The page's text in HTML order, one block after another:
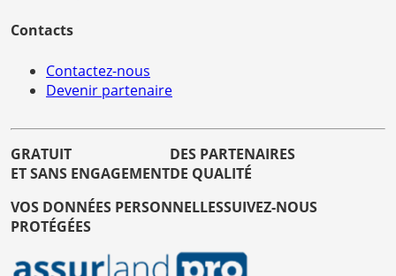
Contacts
Contactez-nous
Devenir partenaire
GRATUIT
ET SANS ENGAGEMENT
DES PARTENAIRES
DE QUALITÉ
VOS DONNÉES PERSONNELLES
PROTÉGÉES
SUIVEZ-NOUS